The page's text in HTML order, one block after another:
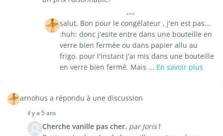
salut, Bon pour le congélateur , j'en est pas...
:huh: donc j'esite entre dans une bouteille en
verre bien fermée ou dans papier allu au
frigo. pour l'instant j'ai mis dans une bouteille
en verre bien fermé. Mais ... En savoir plus
arnohus a répondu à une discussion
il y a 5 ans
Cherche vanille pas cher. par Joris1